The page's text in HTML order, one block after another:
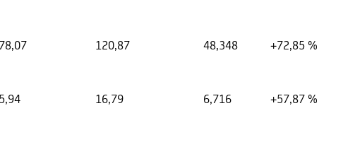
120,87 48,348 +72,85 %
16,79 6,716 +57,87 %